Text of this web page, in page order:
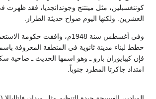
كوننغسبلين، مثل مينتنج وجوندانجديا، فقد ظهرت
العشرين. ولكنها اليوم ضواح حديثة الطراز.
وفي أغسطس سنة 1948م، وافقت حكومة
خطط لبناء مدينة ثانوية في المنطقة المعروفة باسم
فإن كيبايوران بارو ـ وهو اسمها الحديث ـ ضاحية
امتداد جاكرتا المطرد جنوباً.